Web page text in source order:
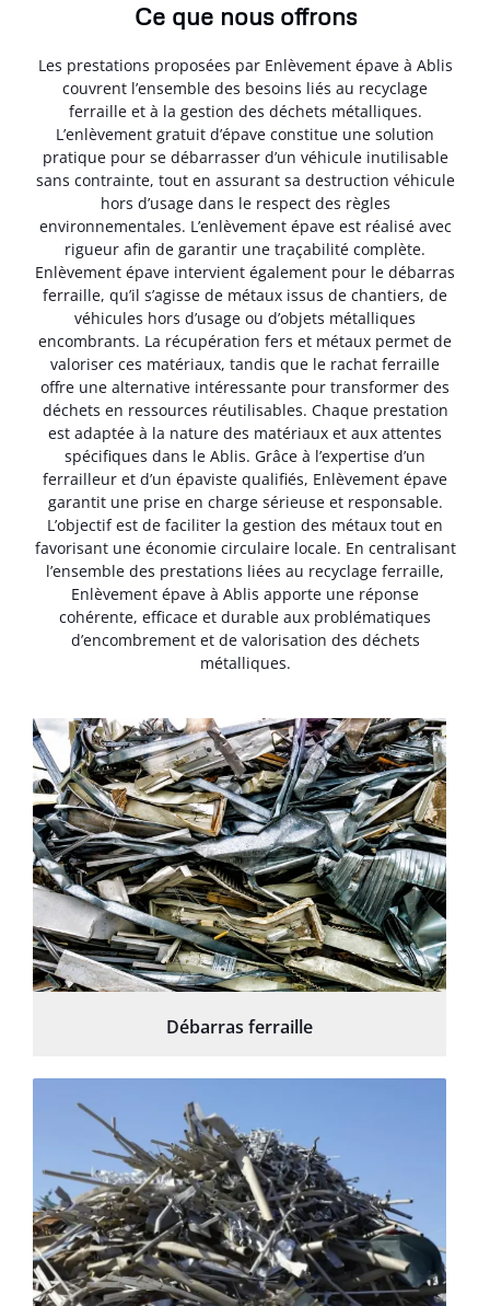
Ce que nous offrons
Les prestations proposées par Enlèvement épave à Ablis
couvrent l’ensemble des besoins liés au recyclage
ferraille et à la gestion des déchets métalliques.
L’enlèvement gratuit d’épave constitue une solution
pratique pour se débarrasser d’un véhicule inutilisable
sans contrainte, tout en assurant sa destruction véhicule
hors d’usage dans le respect des règles
environnementales. L’enlèvement épave est réalisé avec
rigueur afin de garantir une traçabilité complète.
Enlèvement épave intervient également pour le débarras
ferraille, qu’il s’agisse de métaux issus de chantiers, de
véhicules hors d’usage ou d’objets métalliques
encombrants. La récupération fers et métaux permet de
valoriser ces matériaux, tandis que le rachat ferraille
offre une alternative intéressante pour transformer des
déchets en ressources réutilisables. Chaque prestation
est adaptée à la nature des matériaux et aux attentes
spécifiques dans le Ablis. Grâce à l’expertise d’un
ferrailleur et d’un épaviste qualifiés, Enlèvement épave
garantit une prise en charge sérieuse et responsable.
L’objectif est de faciliter la gestion des métaux tout en
favorisant une économie circulaire locale. En centralisant
l’ensemble des prestations liées au recyclage ferraille,
Enlèvement épave à Ablis apporte une réponse
cohérente, efficace et durable aux problématiques
d’encombrement et de valorisation des déchets
métalliques.
Débarras ferraille